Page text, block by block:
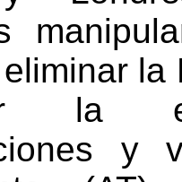
la
la
y